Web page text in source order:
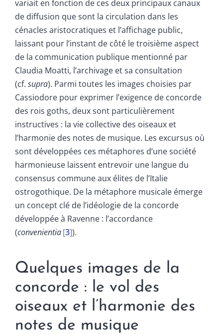
variait en fonction de ces deux principaux canaux
de diffusion que sont la circulation dans les
cénacles aristocratiques et l’affichage public,
laissant pour l’instant de côté le troisième aspect
de la communication publique mentionné par
Claudia Moatti, l’archivage et sa consultation
(cf. supra). Parmi toutes les images choisies par
Cassiodore pour exprimer l’exigence de concorde
des rois goths, deux sont particulièrement
instructives : la vie collective des oiseaux et
l’harmonie des notes de musique. Les excursus où
sont développées ces métaphores d’une société
harmonieuse laissent entrevoir une langue du
consensus commune aux élites de l’Italie
ostrogothique. De la métaphore musicale émerge
un concept clé de l’idéologie de la concorde
développée à Ravenne : l’accordance
(convenientia 3 ).
Quelques images de la
concorde : le vol des
oiseaux et l’harmonie des
notes de musique